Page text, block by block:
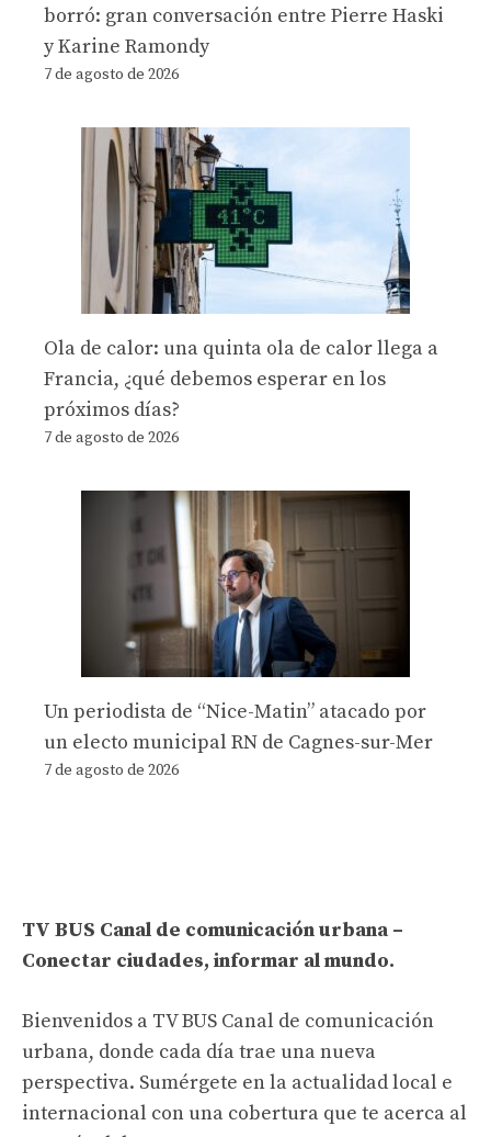
borró: gran conversación entre Pierre Haski
y Karine Ramondy
7 de agosto de 2026
Ola de calor: una quinta ola de calor llega a
Francia, ¿qué debemos esperar en los
próximos días?
7 de agosto de 2026
Un periodista de “Nice-Matin” atacado por
un electo municipal RN de Cagnes-sur-Mer
7 de agosto de 2026
TV BUS Canal de comunicación urbana –
Conectar ciudades, informar al mundo.
Bienvenidos a TV BUS Canal de comunicación
urbana, donde cada día trae una nueva
perspectiva. Sumérgete en la actualidad local e
internacional con una cobertura que te acerca al